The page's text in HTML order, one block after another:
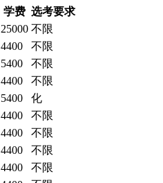
学费 选考要求
25000 不限
4400
不限
5400
不限
4400
不限
5400
化
4400
不限
4400
不限
4400
不限
4400
不限